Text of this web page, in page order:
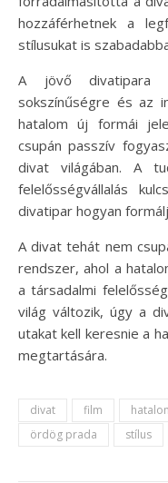
hozzáférhetnek a
stílusukat is
A jövő divatipara
sokszínűségre és az
hatalom új formái
csupán passzív
divat világában. A
felelősségvállalás
divatipar hogyan
A divat tehát nem
rendszer, ahol a
a társadalmi
világ változik, úgy a
utakat kell keresnie a
megtartására.
divat film
ördög prada
stílus